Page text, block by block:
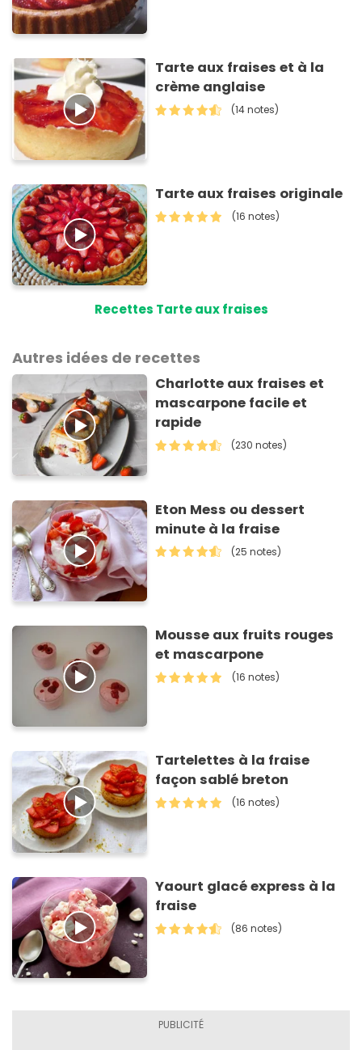
Tarte aux fraises et à la
crème anglaise
(14 notes)
Tarte aux fraises originale
(16 notes)
Recettes Tarte aux fraises
Autres idées de recettes
Charlotte aux fraises et
mascarpone facile et
rapide
(230 notes)
Eton Mess ou dessert
minute à la fraise
(25 notes)
Mousse aux fruits rouges
et mascarpone
(16 notes)
Tartelettes à la fraise
façon sablé breton
(16 notes)
Yaourt glacé express à la
fraise
(86 notes)